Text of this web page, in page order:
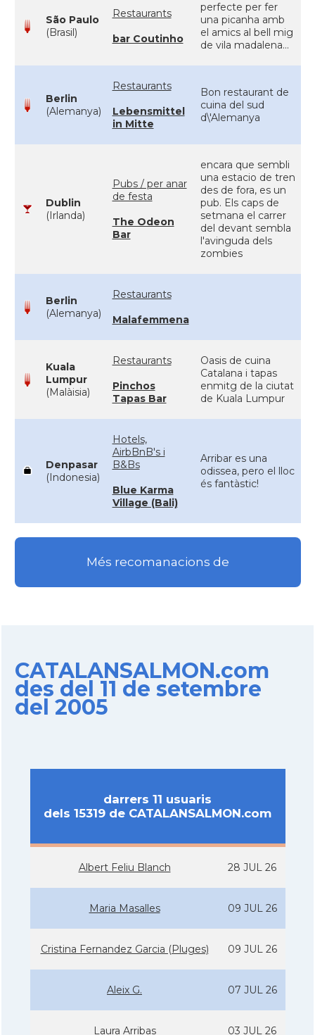
São Paulo
(Brasil)
Restaurants
bar Coutinho
perfecte per fer
una picanha amb
el amics al bell mig
de vila madalena...
Berlin
(Alemanya)
Restaurants
Lebensmittel
in Mitte
Bon restaurant de
cuina del sud
d\'Alemanya
Dublin
(Irlanda)
Pubs / per anar
de festa
The Odeon
Bar
encara que sembli
una estacio de tren
des de fora, es un
pub. Els caps de
setmana el carrer
del devant sembla
l'avinguda dels
zombies
Berlin
(Alemanya)
Restaurants
Malafemmena
Kuala
Lumpur
(Malàisia)
Restaurants
Pinchos
Tapas Bar
Oasis de cuina
Catalana i tapas
enmitg de la ciutat
de Kuala Lumpur
Denpasar
(Indonesia)
Hotels,
AirbBnB's i
B&Bs
Blue Karma
Village (Bali)
Arribar es una
odissea, pero el lloc
és fantàstic!
Més recomanacions de
CATALANSALMON.com
des del 11 de setembre
del 2005
darrers 11 usuaris
dels 15319 de CATALANSALMON.com
Albert Feliu Blanch 28 JUL 26
Maria Masalles 09 JUL 26
Cristina Fernandez Garcia (Pluges) 09 JUL 26
Aleix G. 07 JUL 26
Laura Arribas 03 JUL 26